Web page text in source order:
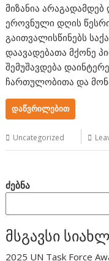
მიზანია
ეროვნული დღის
გაითვალისწინებს
დაავადებათა მქონე
შემუშავდება
ჩართულობითა და
ᲓᲐᲬᲕᲠᲘᲚᲔᲑᲘᲗ
Uncategorized
ძებნა
მსგავსი
2025 UN Task Force